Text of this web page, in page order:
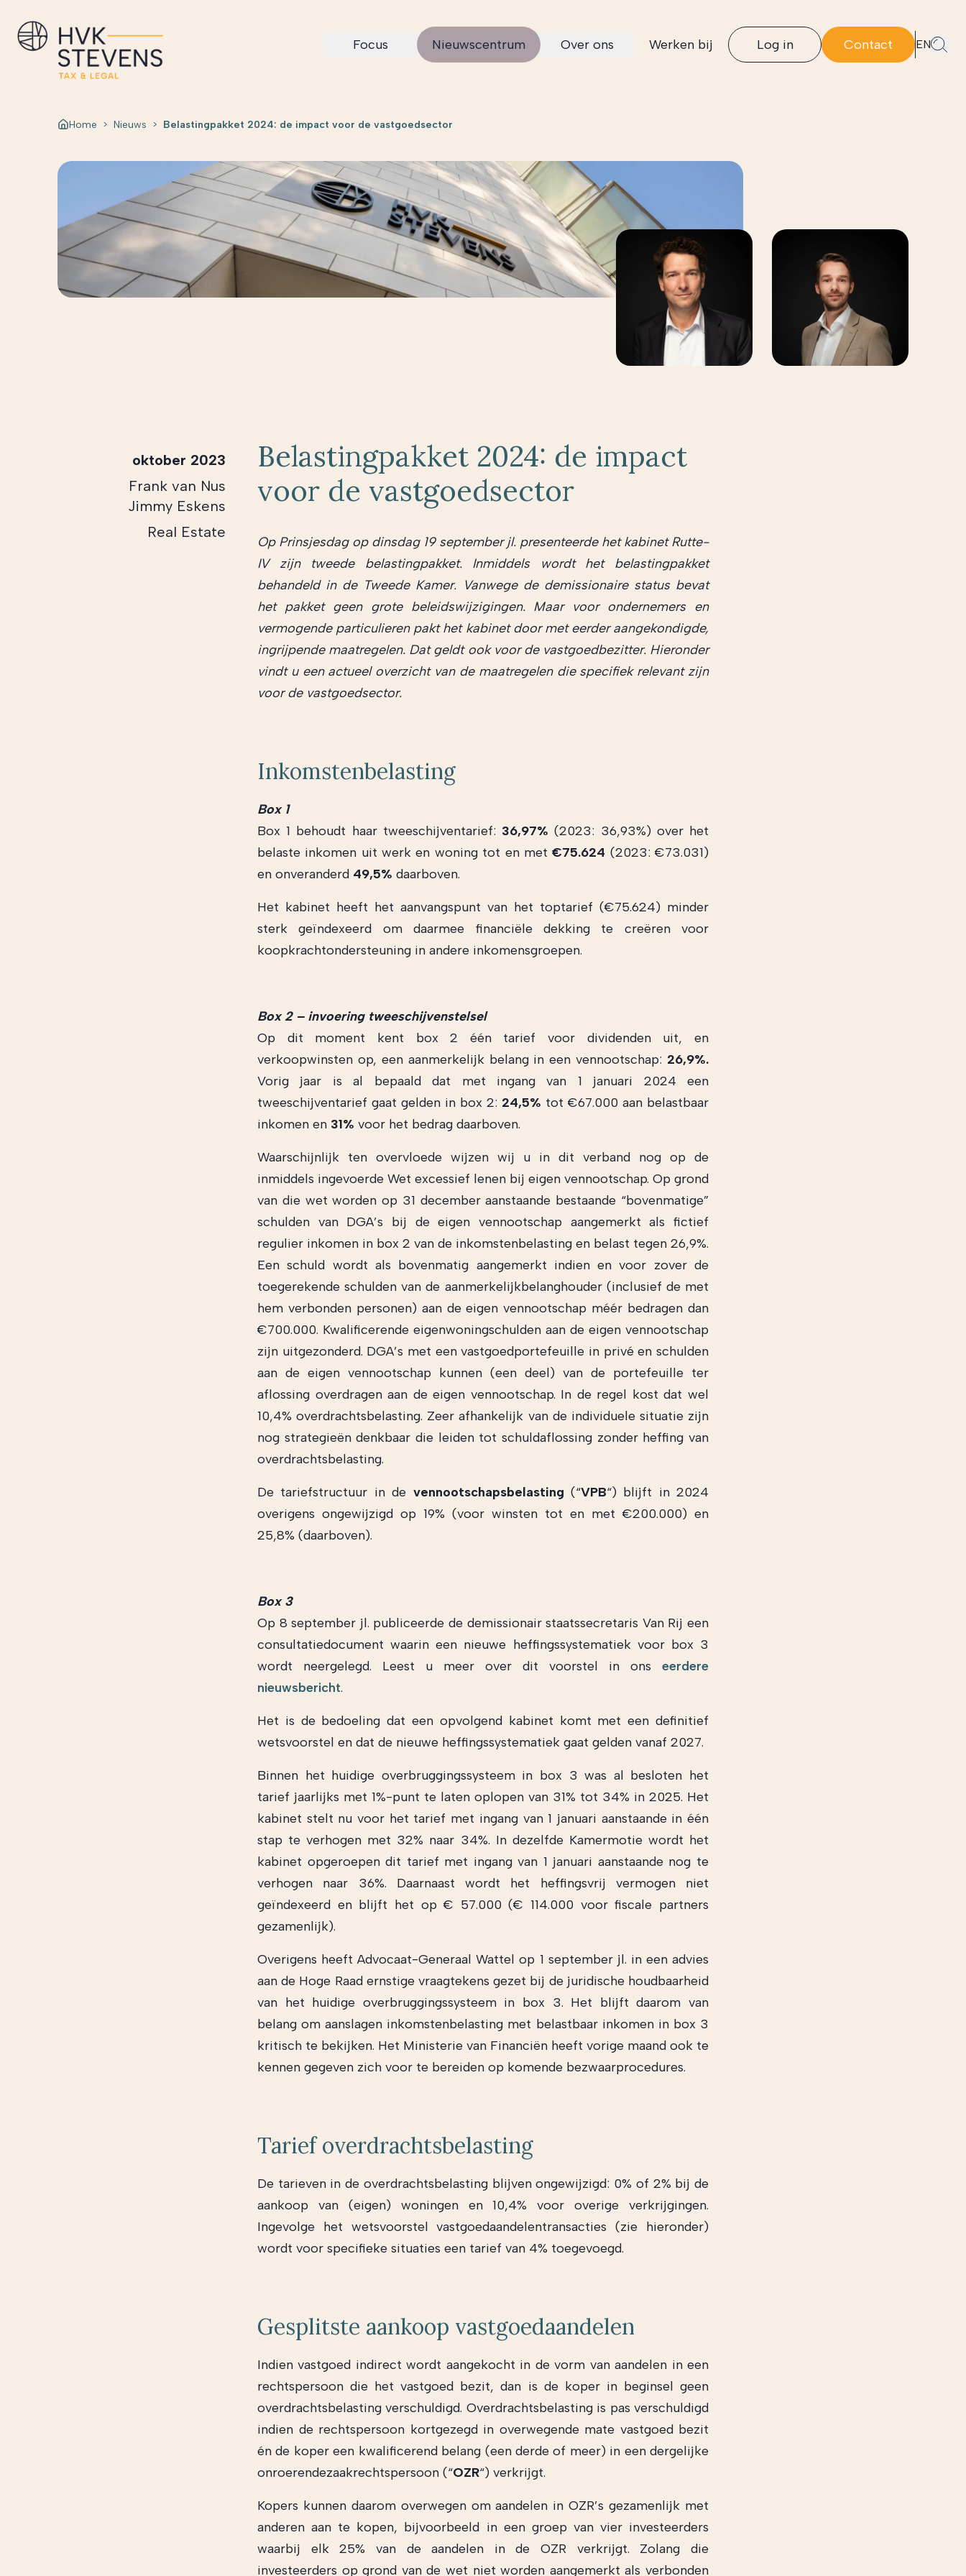
Focus Nieuwscentrum Over ons Werken bij Log in Contact EN
Home > Nieuws > Belastingpakket 2024: de impact voor de vastgoedsector
Belastingpakket 2024: de impact
voor de vastgoedsector
Op Prinsjesdag op dinsdag 19 september jl. presenteerde het kabinet Rutte-
IV zijn tweede belastingpakket. Inmiddels wordt het belastingpakket
behandeld in de Tweede Kamer. Vanwege de demissionaire status bevat
het pakket geen grote beleidswijzigingen. Maar voor ondernemers en
vermogende particulieren pakt het kabinet door met eerder aangekondigde,
ingrijpende maatregelen. Dat geldt ook voor de vastgoedbezitter. Hieronder
vindt u een actueel overzicht van de maatregelen die specifiek relevant zijn
voor de vastgoedsector.
Inkomstenbelasting
Box 1
Box 1 behoudt haar tweeschijventarief: 36,97% (2023: 36,93%) over het
belaste inkomen uit werk en woning tot en met€75.624 (2023: €73.031)
en onveranderd 49,5% daarboven.
Het kabinet heeft het aanvangspunt van het toptarief (€75.624) minder
sterk geïndexeerd om daarmee financiële dekking te creëren voor
koopkrachtondersteuning in andere inkomensgroepen.
Box 2 – invoering tweeschijvenstelsel
Op dit moment kent box 2 één tarief voor dividenden uit, en
verkoopwinsten op, een aanmerkelijk belang in een vennootschap: 26,9%.
Vorig jaar is al bepaald dat met ingang van 1 januari 2024 een
tweeschijventarief gaat gelden in box 2: 24,5% tot €67.000 aan belastbaar
inkomen en 31% voor het bedrag daarboven.
Waarschijnlijk ten overvloede wijzen wij u in dit verband nog op de
inmiddels ingevoerde Wet excessief lenen bij eigen vennootschap. Op grond
van die wet worden op 31 december aanstaande bestaande “bovenmatige”
schulden van DGA’s bij de eigen vennootschap aangemerkt als fictief
regulier inkomen in box 2 van de inkomstenbelasting en belast tegen 26,9%.
Een schuld wordt als bovenmatig aangemerkt indien en voor zover de
toegerekende schulden van de aanmerkelijkbelanghouder (inclusief de met
hem verbonden personen) aan de eigen vennootschap méér bedragen dan
€700.000. Kwalificerende eigenwoningschulden aan de eigen vennootschap
zijn uitgezonderd. DGA’s met een vastgoedportefeuille in privé en schulden
aan de eigen vennootschap kunnen (een deel) van de portefeuille ter
aflossing overdragen aan de eigen vennootschap. In de regel kost dat wel
10,4% overdrachtsbelasting. Zeer afhankelijk van de individuele situatie zijn
nog strategieën denkbaar die leiden tot schuldaflossing zonder heffing van
overdrachtsbelasting.
De tariefstructuur in de vennootschapsbelasting (“VPB“) blijft in 2024
overigens ongewijzigd op 19% (voor winsten tot en met €200.000) en
25,8% (daarboven).
Box3
Op 8 september jl. publiceerde de demissionair staatssecretaris Van Rij een
consultatiedocument waarin een nieuwe heffingssystematiek voor box 3
wordt neergelegd. Leest u meer over dit voorstel in ons eerdere
nieuwsbericht.
Het is de bedoeling dat een opvolgend kabinet komt met een definitief
wetsvoorstel en dat de nieuwe heffingssystematiek gaat gelden vanaf 2027.
Binnen het huidige overbruggingssysteem in box 3 was al besloten het
tarief jaarlijks met 1%-punt te laten oplopen van 31% tot 34% in 2025. Het
kabinet stelt nu voor het tarief met ingang van 1 januari aanstaande in één
stap te verhogen met 32% naar 34%. In dezelfde Kamermotie wordt het
kabinet opgeroepen dit tarief met ingang van 1 januari aanstaande nog te
verhogen naar 36%. Daarnaast wordt het heffingsvrij vermogen niet
geïndexeerd en blijft het op € 57.000 (€ 114.000 voor fiscale partners
gezamenlijk).
Overigens heeft Advocaat-Generaal Wattel op 1 september jl. in een advies
aan de Hoge Raad ernstige vraagtekens gezet bij de juridische houdbaarheid
van het huidige overbruggingssysteem in box 3. Het blijft daarom van
belang om aanslagen inkomstenbelasting met belastbaar inkomen in box 3
kritisch te bekijken. Het Ministerie van Financiën heeft vorige maand ook te
kennen gegeven zich voor te bereiden op komende bezwaarprocedures.
Tarief overdrachtsbelasting
De tarieven in de overdrachtsbelasting blijven ongewijzigd: 0% of 2% bij de
aankoop van (eigen) woningen en 10,4% voor overige verkrijgingen.
Ingevolge het wetsvoorstel vastgoedaandelentransacties (zie hieronder)
wordt voor specifieke situaties een tarief van 4% toegevoegd.
Gesplitste aankoop vastgoedaandelen
Indien vastgoed indirect wordt aangekocht in de vorm van aandelen in een
rechtspersoon die het vastgoed bezit, dan is de koper in beginsel geen
overdrachtsbelasting verschuldigd. Overdrachtsbelasting is pas verschuldigd
indien de rechtspersoon kortgezegd in overwegende mate vastgoed bezit
én de koper een kwalificerend belang (een derde of meer) in een dergelijke
onroerendezaakrechtspersoon (“OZR“) verkrijgt.
Kopers kunnen daarom overwegen om aandelen in OZR’s gezamenlijk met
anderen aan te kopen, bijvoorbeeld in een groep van vier investeerders
waarbij elk 25% van de aandelen in de OZR verkrijgt. Zolang die
investeerders op grond van de wet niet worden aangemerkt als verbonden
oktober 2023
Frank van Nus
Jimmy Eskens
Real Estate